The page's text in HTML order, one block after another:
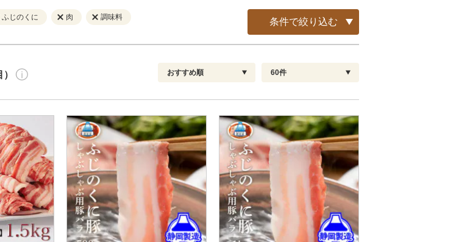
ふじのくに 肉 調味料 条件で絞り込む
円
解除
済
解除
発送種別 解除
通常
冷蔵便
冷凍便
配送指定 解除
お届け日時指定可
お届け時間帯指定可
発送される月指定可
その他 解除
さとふる限定のお礼品
定期便
さとふるアプリdeワンストップ申請
対象
おすすめ順
新着順
レビュー件数順
レビュー評価順
寄付金額が高い順
寄付金額が低い順
60件
60
90
120